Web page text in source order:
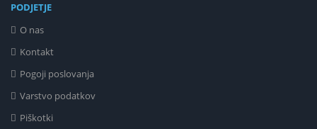
PODJETJE
O nas
Kontakt
Pogoji poslovanja
Varstvo podatkov
Piškotki